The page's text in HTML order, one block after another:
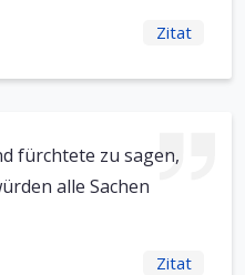
Zitat
fürchtete zu sagen,
alle Sachen
Zitat